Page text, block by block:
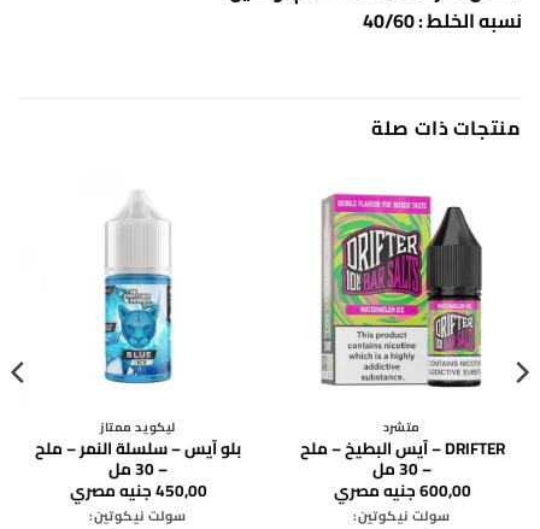
ليكويد ممتاز
– عنب – نيكوتين سولت
350,00جنيه مصري
سولت نيكوتين:
متشرد
DRIFTER – آيس كريم التفاح
الحامض – ملح – 30 مل
600,00جنيه مصري
سولت نيكوتين: